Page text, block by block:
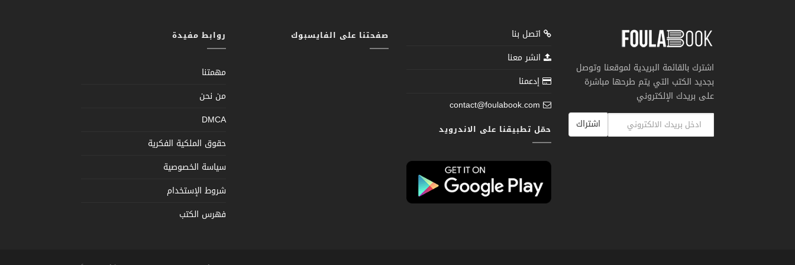
اشترك بالقائمة البريدية لموقعنا وتوصل
بجديد الكتب التي يتم طرحها مباشرة
على بريدك الإلكتروني
اشتراك
اتصل بنا
انشر معنا
إدعمنا
contact@foulabook.com
حمّل تطبيقنا على الاندرويد
صفحتنا على الفايسبوك روابط مفيدة
مهمتنا
من نحن
DMCA
حقوق الملكية الفكرية
سياسة الخصوصية
شروط الإستخدام
فهرس الكتب